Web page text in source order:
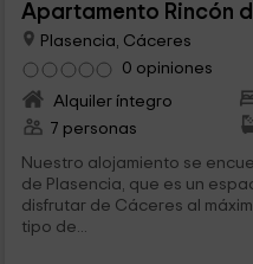
Apartamento Rincón
Plasencia, Cáceres
0 opiniones
Alquiler íntegro
7 personas
Nuestro alojamiento se
de Plasencia, que es un
disfrutar de Cáceres al
tipo de...